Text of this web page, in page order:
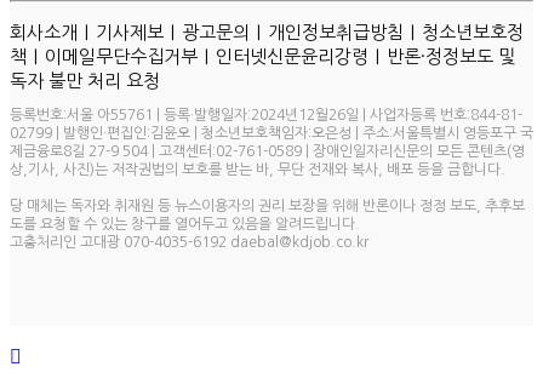
회사소개 ㅣ 기사제보 ㅣ 광고문의 ㅣ 개인정보취급방침 ㅣ 청소년보호정
책 ㅣ 이메일무단수집거부 ㅣ 인터넷신문윤리강령 ㅣ 반론·정정보도 및
독자 불만 처리 요청
등록번호:서울 아55761 | 등록·발행일자:2024년12월26일 | 사업자등록 번호:844-81-
02799 | 발행인·편집인:김윤오 | 청소년보호책임자:오은성 | 주소:서울특별시 영등포구 국
제금융로8길 27-9 504 | 고객센터:02-761-0589 | 장애인일자리신문의 모든 콘텐츠(영
상,기사, 사진)는 저작권법의 보호를 받는 바, 무단 전재와 복사, 배포 등을 금합니다.
당 매체는 독자와 취재원 등 뉴스이용자의 권리 보장을 위해 반론이나 정정 보도, 추후보
도를 요청할 수 있는 창구를 열어두고 있음을 알려드립니다.
고충처리인 고대광 070-4035-6192 daebal@kdjob.co.kr